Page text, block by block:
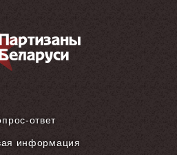
ответ
информация